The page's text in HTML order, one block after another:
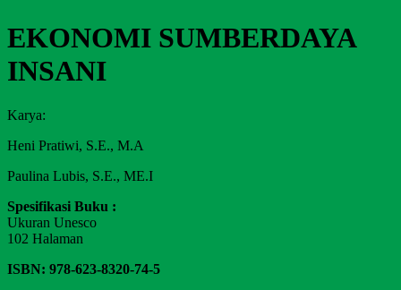
EKONOMI SUMBERDAYA
INSANI
Karya:
Heni Pratiwi, S.E., M.A
Paulina Lubis, S.E., ME.I
Spesifikasi Buku :
Ukuran Unesco
102 Halaman
ISBN: 978-623-8320-74-5